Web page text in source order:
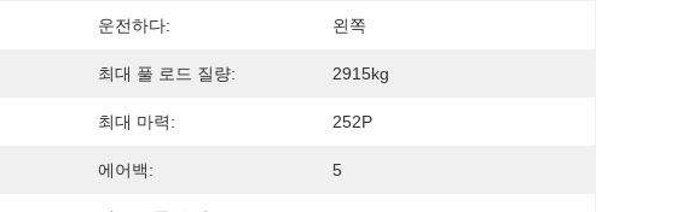
운전하다: 왼쪽
최대 풀 로드 질량: 2915kg
최대 마력: 252P
에어백: 5